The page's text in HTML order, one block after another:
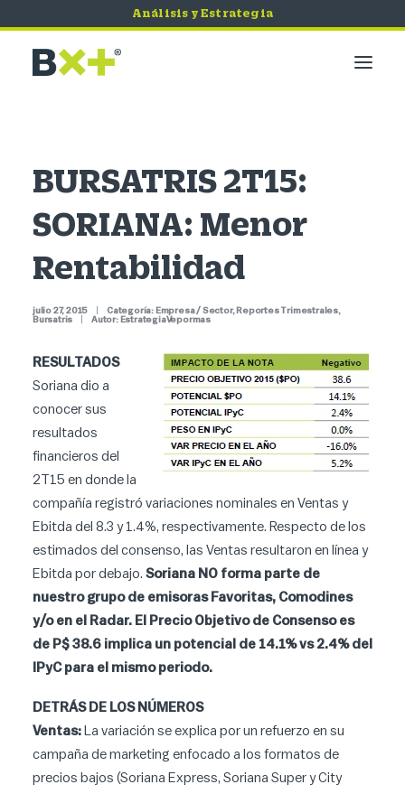
Análisis y Estrategia
Bursátil
Quiero Invertir
Tips de Seguridad
BURSATRIS 2T15:
SORIANA: Menor
Rentabilidad
julio 27, 2015 Categoría: Empresa / Sector, Reportes Trimestrales,
Bursatris
Autor: EstrategiaVepormas
RESULTADOS
Soriana dio a
conocer sus
resultados
financieros del
2T15 en donde la
compañía registró variaciones nominales en Ventas y
Ebitda del 8.3 y 1.4%, respectivamente. Respecto de los
estimados del consenso, las Ventas resultaron en línea y
Ebitda por debajo. Soriana NO forma parte de
nuestro grupo de emisoras Favoritas, Comodines
y/o en el Radar. El Precio Objetivo de Consenso es
de P$ 38.6 implica un potencial de 14.1% vs 2.4% del
IPyC para el mismo periodo.
DETRÁS DE LOS NÚMEROS
Ventas: La variación se explica por un refuerzo en su
campaña de marketing enfocado a los formatos de
precios bajos (Soriana Express, Soriana Super y City